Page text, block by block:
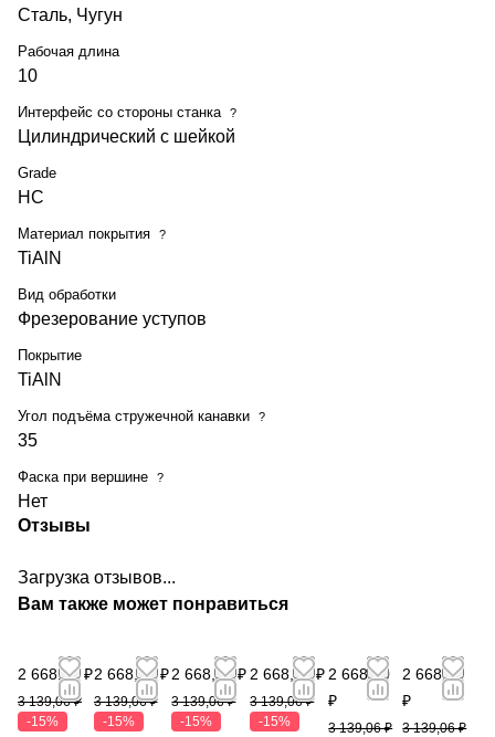
Сталь, Чугун
Рабочая длина
10
Интерфейс со стороны станка ?
Цилиндрический с шейкой
Grade
HC
Материал покрытия ?
TiAlN
Вид обработки
Фрезерование уступов
Покрытие
TiAlN
Угол подъёма стружечной канавки ?
35
Фаска при вершине ?
Нет
Отзывы
Загрузка отзывов...
Вам также может понравиться
2 668,20 ₽
3 139,06 ₽
-15%
2 668,20 ₽
3 139,06 ₽
-15%
2 668,20 ₽
3 139,06 ₽
-15%
2 668,20 ₽
3 139,06 ₽
-15%
2 668,20
₽
3 139,06 ₽
2 668,20
₽
3 139,06 ₽